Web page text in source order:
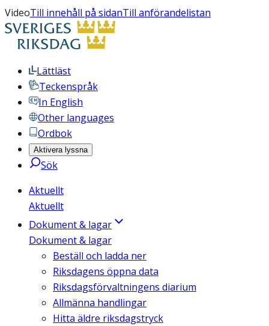
VideoTill innehåll på sidanTill anförandelistan
Lättläst
Teckenspråk
In English
Other languages
Ordbok
Aktivera lyssna
Sök
Aktuellt
Aktuellt
Dokument & lagar
Dokument & lagar
Beställ och ladda ner
Riksdagens öppna data
Riksdagsförvaltningens diarium
Allmänna handlingar
Hitta äldre riksdagstryck